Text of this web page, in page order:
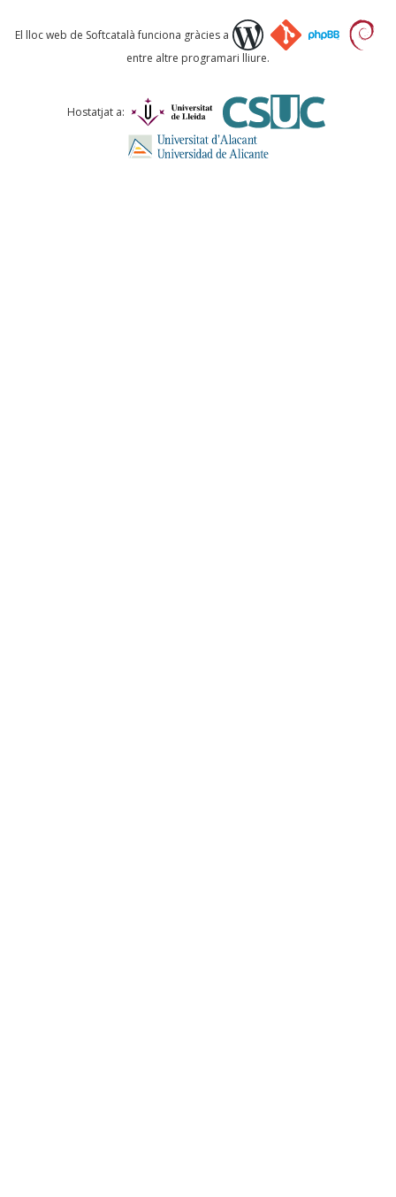
Què proposeu?
Comentari *
El lloc web de Softcatalà funciona gràcies a
entre altre programari lliure.
Hostatjat a: